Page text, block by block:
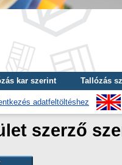
kar szerint Tallózás
adatfeltöltéshez
szerző